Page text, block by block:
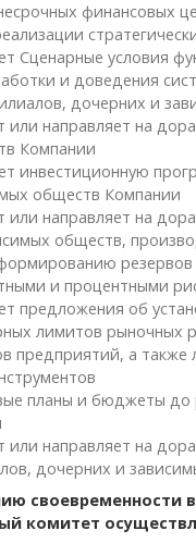
финансовых
Сценарные условия
и доведения
дочерних и
или направляет на
Компании
инвестиционную
обществ Компании
или направляет на
обществ,
и процентными
предложения об
лимитов рыночных
предприятий, а также
планы и бюджеты до
или направляет на
дочерних и
своевременности
комитет